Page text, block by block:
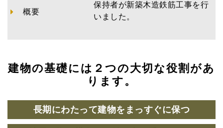
概要
保持者が新築木造鉄筋工事を行
いました。
建物の基礎には２つの大切な役割があ
ります。
長期にわたって建物をまっすぐに保つ